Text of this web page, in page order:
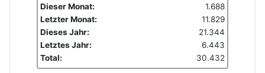
Dieser Monat:
1.688
Letzter Monat:
11.829
Dieses Jahr:
21.344
Letztes Jahr:
6.443
Total:
30.432